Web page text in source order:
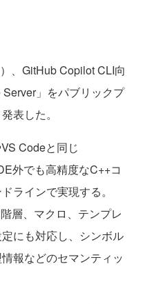
、GitHub Copilot CLI向
」をパブリックプ
表した。
Codeと同じ
外でも高精度なC++コ
ラインで実現する。
層、マクロ、テンプレ
にも対応し、シンボル
報などのセマンティッ